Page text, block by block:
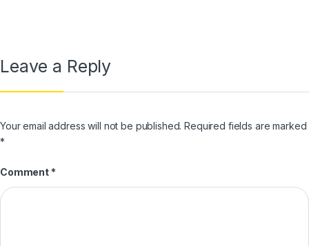
Leave a Reply
Your email address will not be published. Required fields are marked
*
Comment *